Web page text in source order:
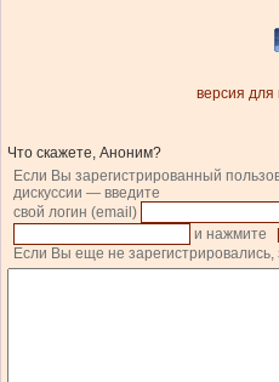
версия для
Что скажете, Аноним?
Если Вы зарегистрированный
дискуссии — введите
свой логин (email)
и нажмите
Если Вы еще не зарегистрировались,